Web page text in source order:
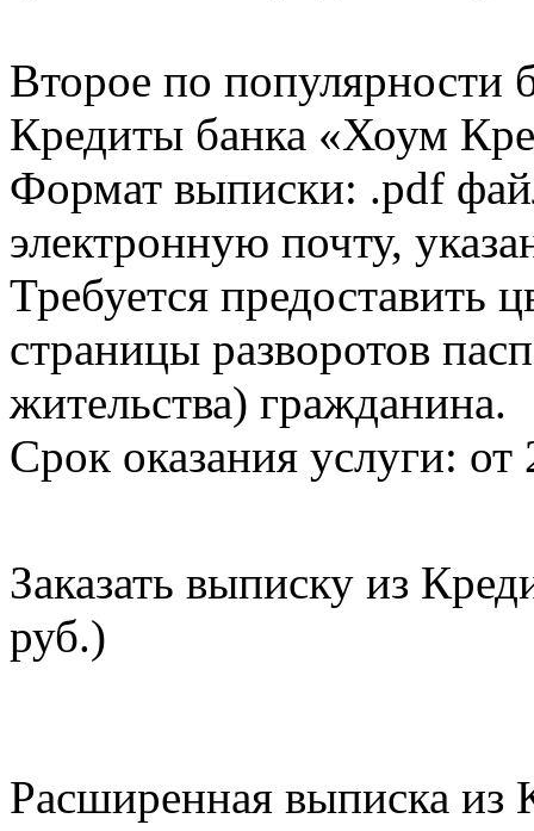
Второе по популярности
Кредиты банка «Хоум
Формат выписки: .pdf
электронную почту,
Требуется предоставить
страницы разворотов
жительства) гражданина.
Срок оказания услуги: от
Заказать выписку из
руб.)
Расширенная выписка из